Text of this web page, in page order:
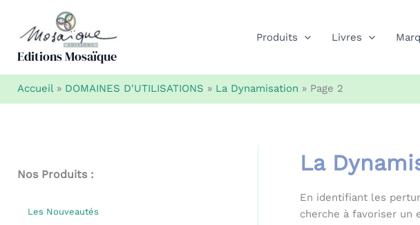
contenu
Editions Mosaïque
Produits Livres
Accueil» DOMAINES D'UTILISATIONS » La Dynamisation » Page 2
Nos Produits :
Les Nouveautés
La
En identifiant les
cherche à favoriser un